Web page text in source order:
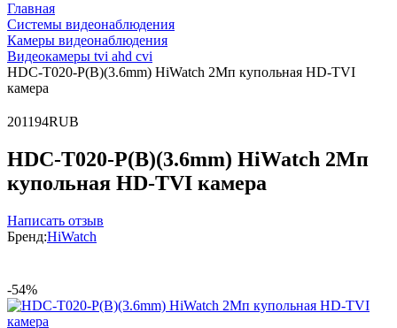
Главная
Системы видеонаблюдения
Камеры видеонаблюдения
Видеокамеры tvi ahd cvi
HDC-T020-P(B)(3.6mm) HiWatch 2Мп купольная HD-TVI
камера
201194RUB
HDC-T020-P(B)(3.6mm) HiWatch 2Мп
купольная HD-TVI камера
Написать отзыв
Бренд:HiWatch
-54%